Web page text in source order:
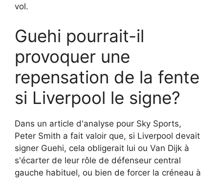
vol.
Guehi pourrait-il
provoquer une
repensation de la fente
si Liverpool le signe?
Dans un article d'analyse pour Sky Sports,
Peter Smith a fait valoir que, si Liverpool devait
signer Guehi, cela obligerait lui ou Van Dijk à
s'écarter de leur rôle de défenseur central
gauche habituel, ou bien de forcer la créneau à